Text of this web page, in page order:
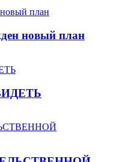
новый план